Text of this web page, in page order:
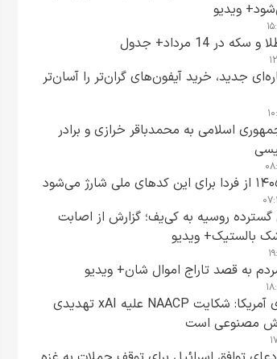
ویدیو
14 مرداد+ جدول
جدید، خرید آیفون‌های گران‌تر را آسان‌تر
اسلامی به محمدباقر خرازی و برادر
روسیه به کی‌یف؛ گزارش از اصابت
به قصد تاراج اموال شان+ ویدیو
وزارت دادگستری آمریکا: شکایت NAACP علیه xAI تهدیدی
مصنوعی است